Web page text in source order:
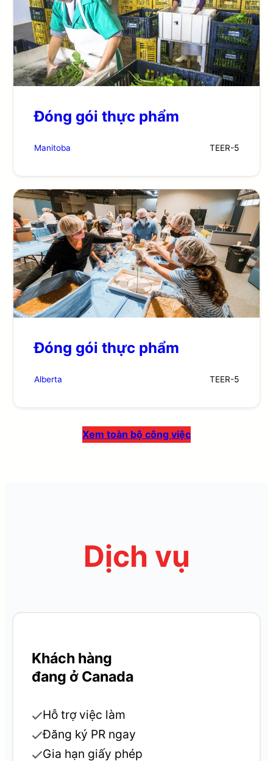
Đóng gói thực phẩm
Manitoba TEER-5
Đóng gói thực phẩm
Alberta TEER-5
Xem toàn bộ công việc
Dịch vụ
Khách hàng
đang ở Canada
Hỗ trợ việc làm
Đăng ký PR ngay
Gia hạn giấy phép